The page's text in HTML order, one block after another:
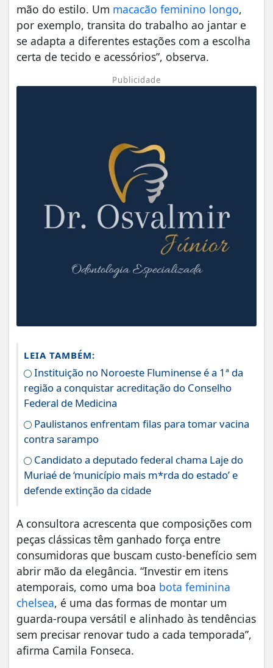
mão do estilo. Um macacão feminino longo,
por exemplo, transita do trabalho ao jantar e
se adapta a diferentes estações com a escolha
certa de tecido e acessórios”, observa.
Publicidade
LEIA TAMBÉM:
Instituição no Noroeste Fluminense é a 1ª da
região a conquistar acreditação do Conselho
Federal de Medicina
Paulistanos enfrentam filas para tomar vacina
contra sarampo
Candidato a deputado federal chama Laje do
Muriaé de ‘município mais m*rda do estado’ e
defende extinção da cidade
A consultora acrescenta que composições com
peças clássicas têm ganhado força entre
consumidoras que buscam custo-benefício sem
abrir mão da elegância. “Investir em itens
atemporais, como uma boa bota feminina
chelsea, é uma das formas de montar um
guarda-roupa versátil e alinhado às tendências
sem precisar renovar tudo a cada temporada”,
afirma Camila Fonseca.